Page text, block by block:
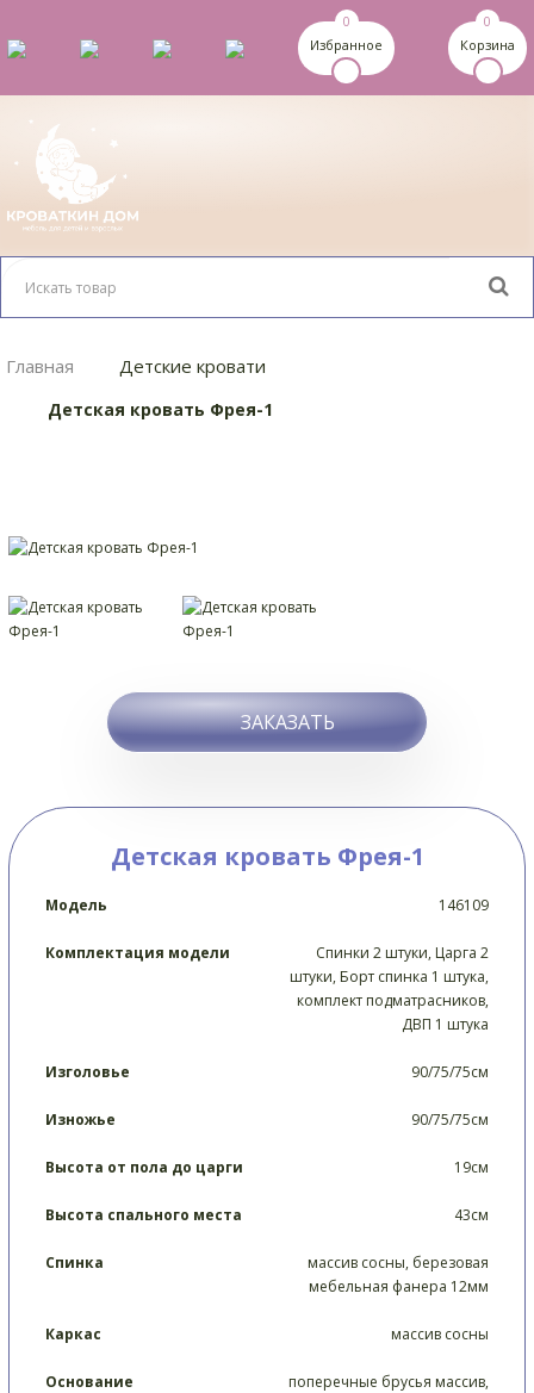
0
Избранное
0
Корзина
Главная Детские кровати
Детская кровать Фрея-1
ЗАКАЗАТЬ
Детская кровать Фрея-1
Модель 146109
Комплектация модели
Спинки 2 штуки, Царга 2
штуки, Борт спинка 1 штука,
комплект подматрасников,
ДВП 1 штука
Изголовье 90/75/75см
Изножье 90/75/75см
Высота от пола до царги 19см
Высота спального места 43см
Спинка
массив сосны, березовая
мебельная фанера 12мм
Каркас массив сосны
Основание
поперечные брусья массив,